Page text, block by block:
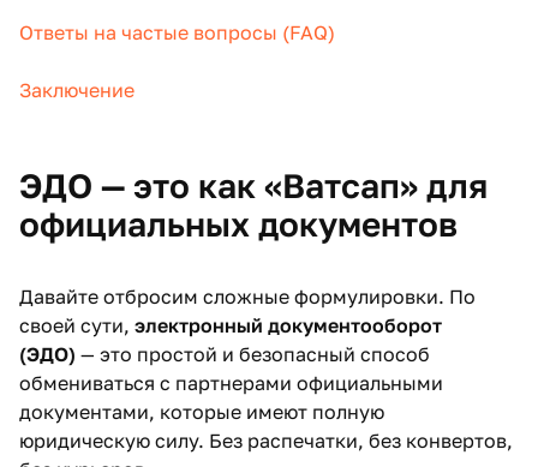
Ответы на частые вопросы (FAQ)
Заключение
ЭДО — это как «Ватсап» для
официальных документов
Давайте отбросим сложные формулировки. По
своей сути, электронный документооборот
(ЭДО) — это простой и безопасный способ
обмениваться с партнерами официальными
документами, которые имеют полную
юридическую силу. Без распечатки, без конвертов,